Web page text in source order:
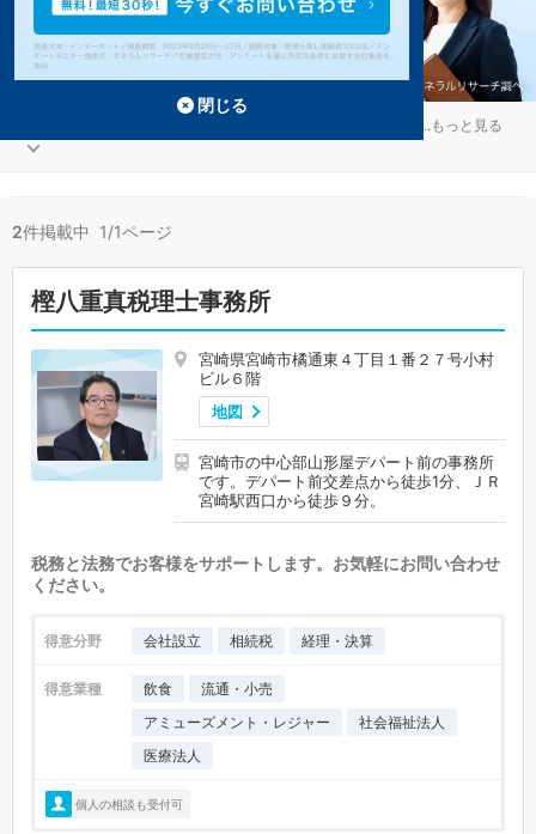
...もっと見る
2件掲載中 1/1ページ
樫八重真税理士事務所
宮崎県宮崎市橘通東４丁目１番２７号小村
ビル６階
地図
宮崎市の中心部山形屋デパート前の事務所
です。デパート前交差点から徒歩1分、ＪＲ
宮崎駅西口から徒歩９分。
税務と法務でお客様をサポートします。お気軽にお問い合わせ
ください。
得意分野 会社設立 相続税 経理・決算
得意業種 飲食
流通・小売
アミューズメント・レジャー
社会福祉法人
医療法人
個人の相談も受付可
閉じる